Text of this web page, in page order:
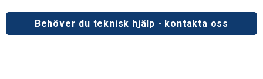
Behöver du teknisk hjälp - kontakta oss